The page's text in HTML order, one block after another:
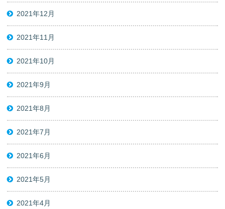
2021年12月
2021年11月
2021年10月
2021年9月
2021年8月
2021年7月
2021年6月
2021年5月
2021年4月